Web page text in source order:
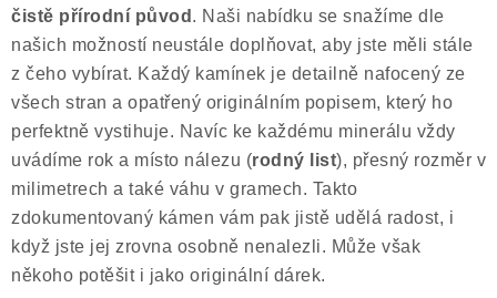
čistě přírodní původ . Naši nabídku se snažíme dle
našich možností neustále doplňovat, aby jste měli stále
z čeho vybírat. Každý kamínek je detailně nafocený ze
všech stran a opatřený originálním popisem, který ho
perfektně vystihuje. Navíc ke každému minerálu vždy
uvádíme rok a místo nálezu (rodný list), přesný rozměr v
milimetrech a také váhu v gramech. Takto
zdokumentovaný kámen vám pak jistě udělá radost, i
když jste jej zrovna osobně nenalezli. Může však
někoho potěšit i jako originální dárek.